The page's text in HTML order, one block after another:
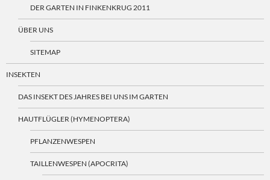
DER GARTEN IN FINKENKRUG 2011
ÜBER UNS
SITEMAP
INSEKTEN
DAS INSEKT DES JAHRES BEI UNS IM GARTEN
HAUTFLÜGLER (HYMENOPTERA)
PFLANZENWESPEN
TAILLENWESPEN (APOCRITA)